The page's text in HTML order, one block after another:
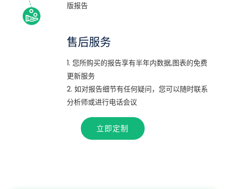
版报告
售后服务
1. 您所购买的报告享有半年内数据,图表的免费
更新服务
2. 如对报告细节有任何疑问，您可以随时联系
分析师或进行电话会议
立即定制